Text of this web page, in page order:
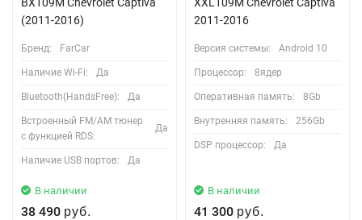
(2011-2016)
Бренд: FarCar
Наличие Wi-Fi: Да
Bluetooth(HandsFree): Да
Встроенный FM/AM тюнер
с функцией RDS:
Да
Наличие USB портов: Да
В наличии
38 490 руб.
2011-2016
Версия системы: Android 10
Процессор: 8ядер
Оперативная память: 8Gb
Внутренняя память: 256Gb
DSP процессор: Да
В наличии
41 300 руб.